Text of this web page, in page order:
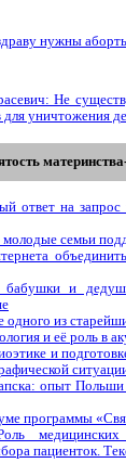
нужны
Не
уничтожения
ответ на запрос
молодые семьи
бабушки и
одного из
и её роль в
и
опыт Польши
программы
медицинских
пациенток.